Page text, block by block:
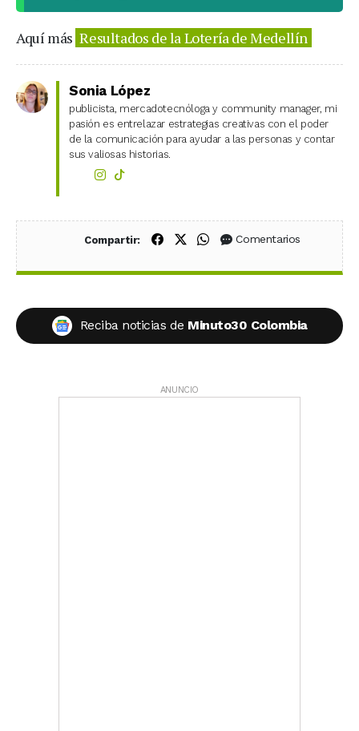
Aquí más Resultados de la Lotería de Medellín
Sonia López
publicista, mercadotecnóloga y community manager, mi
pasión es entrelazar estrategias creativas con el poder
de la comunicación para ayudar a las personas y contar
sus valiosas historias.
Compartir: Compartir en Facebook
Compartir en X (Twitter)
Compartir en WhatsApp
Comentarios
Reciba noticias de Minuto30 Colombia
ANUNCIO